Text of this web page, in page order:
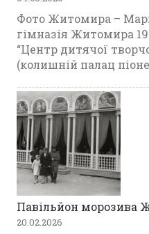
Фото Житомира –
гімназія Житомира
“Центр дитячої
(колишній палац
Павільйон морозива
20.02.2026